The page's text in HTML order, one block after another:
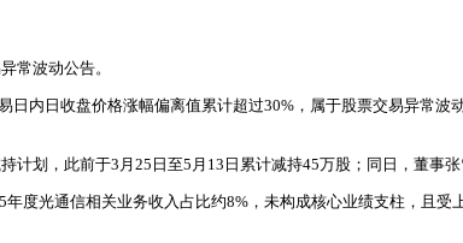
常波动公告。
日内日收盘价格涨幅偏离值累计超过30%，属于股票交易异常
计划，此前于3月25日至5月13日累计减持45万股；同日，董事
度光通信相关业务收入占比约8%，未构成核心业绩支柱，且